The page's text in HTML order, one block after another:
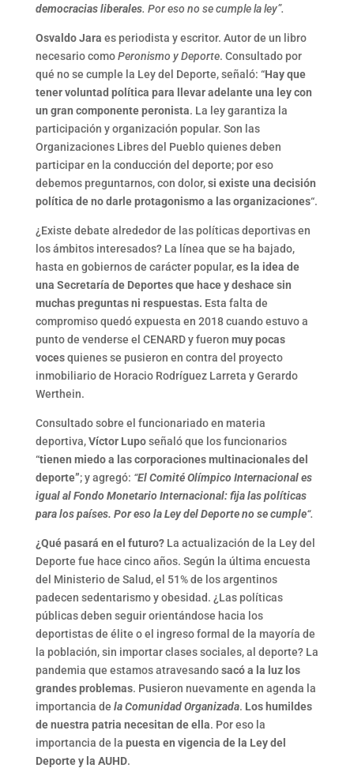
democracias liberales. Por eso no se cumple la ley”.
Osvaldo Jara es periodista y escritor. Autor de un libro
necesario comoPeronismo y Deporte. Consultado por
qué no se cumple la Ley del Deporte, señaló: “Hay que
tener voluntad política para llevar adelante una ley con
un gran componente peronista. La ley garantiza la
participación y organización popular. Son las
Organizaciones Libres del Pueblo quienes deben
participar en la conducción del deporte; por eso
debemos preguntarnos, con dolor,si existe una decisión
política de no darle protagonismo a las organizaciones“.
¿Existe debate alrededor de las políticas deportivas en
los ámbitos interesados? La línea que se ha bajado,
hasta en gobiernos de carácter popular,es la idea de
una Secretaría de Deportes que hace y deshace sin
muchas preguntas ni respuestas. Esta falta de
compromiso quedó expuesta en 2018 cuando estuvo a
punto de venderse el CENARD y fueron muy pocas
vocesquienes se pusieron en contra del proyecto
inmobiliario de Horacio Rodríguez Larreta y Gerardo
Werthein.
Consultado sobre el funcionariado en materia
deportiva,Víctor Luposeñaló que los funcionarios
“tienen miedo a las corporaciones multinacionales del
deporte”; y agregó: “El Comité Olímpico Internacional es
igual al Fondo Monetario Internacional: fija las políticas
para los países. Por eso la Ley del Deporte no se cumple“.
¿Qué pasará en el futuro?La actualización de la Ley del
Deporte fue hace cinco años. Según la última encuesta
del Ministerio de Salud, el 51% de los argentinos
padecen sedentarismo y obesidad. ¿Las políticas
públicas deben seguir orientándose hacia los
deportistas de élite o el ingreso formal de la mayoría de
la población, sin importar clases sociales, al deporte? La
pandemia que estamos atravesandosacó a la luz los
grandes problemas. Pusieron nuevamente en agenda la
importancia de la Comunidad Organizada. Los humildes
de nuestra patria necesitan de ella. Por eso la
importancia de la puesta en vigencia de la Ley del
Deporte y la AUHD.